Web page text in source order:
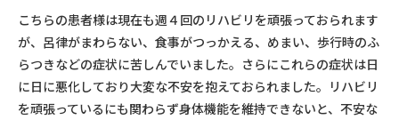
こちらの患者様は現在も週４回のリハビリを頑張っておられます
が、呂律がまわらない、食事がつっかえる、めまい、歩行時のふ
らつきなどの症状に苦しんでいました。さらにこれらの症状は日
に日に悪化しており大変な不安を抱えておられました。リハビリ
を頑張っているにも関わらず身体機能を維持できないと、不安な